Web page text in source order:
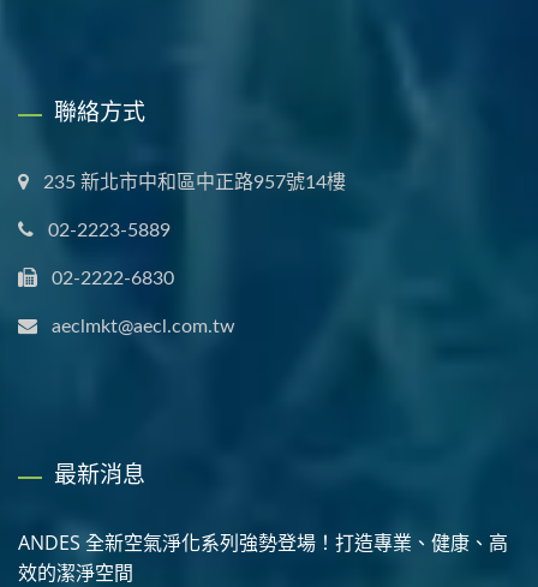
聯絡方式
235 新北市中和區中正路957號14樓
02-2223-5889
02-2222-6830
aeclmkt@aecl.com.tw
最新消息
ANDES 全新空氣淨化系列強勢登場！打造專業、健康、高
效的潔淨空間